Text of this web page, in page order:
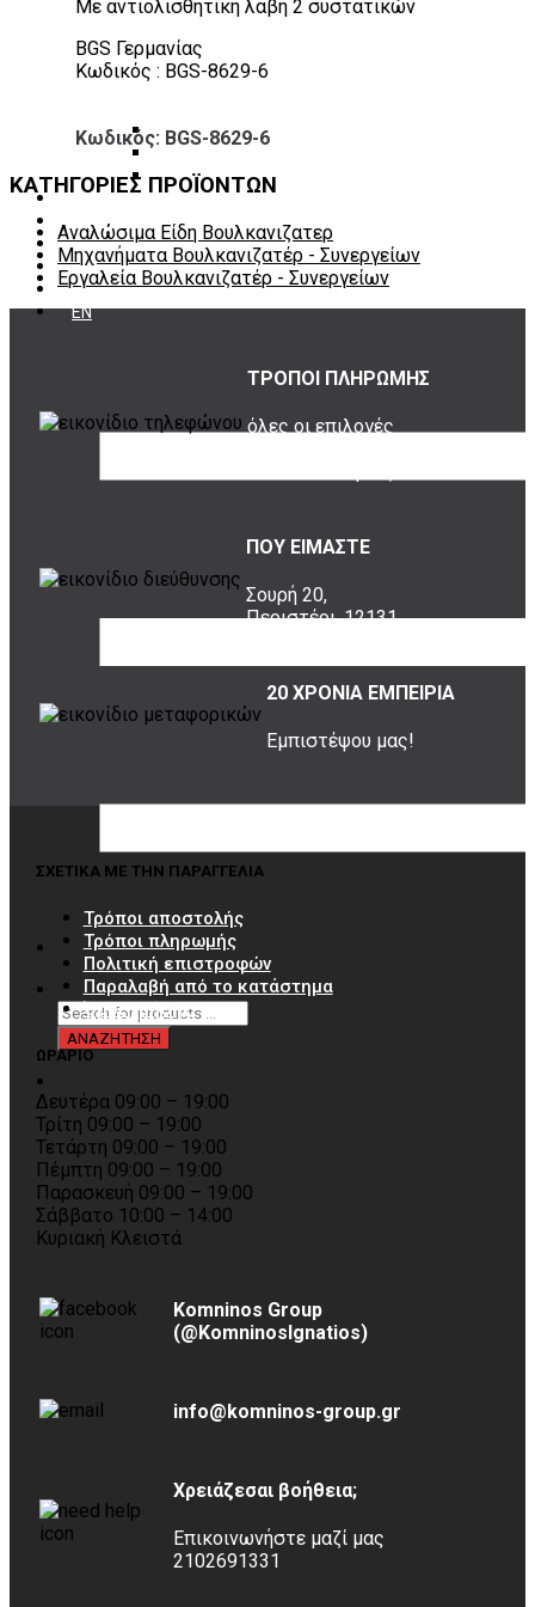
Πάγκοι – Εργαλειοφόροι – Εργαλειοθήκες
Εξοπλισμός Συνεργείου & Βουλκανιζατερ
Λεβιέδες – Σταυροί
Εργαλεία χειρός συνεργείου
Αναλώσιμα Είδη Συνεργείου
ΚΑΤΑΛΟΓΟΣ
DOWNLOADS
VIDEO & ΝΕΑ
ΕΠΙΚΟΙΝΩΝΙΑ
B2B
ΕΝ
Με αντιολισθητική λαβή 2 συστατικών
BGS Γερμανίας
Κωδικός : BGS-8629-6
Κωδικός: BGS-8629-6
ΚΑΤΗΓΟΡΙΕΣ ΠΡΟΪΟΝΤΩΝ
Αναλώσιμα Είδη Βουλκανιζατερ
Μηχανήματα Βουλκανιζατέρ - Συνεργείων
Εργαλεία Βουλκανιζατέρ - Συνεργείων
ΤΡΟΠΟΙ ΠΛΗΡΩΜΗΣ
όλες οι επιλογές
ΠΟΥ ΕΙΜΑΣΤΕ
Σουρή 20,
Περιστέρι, 12131
20 ΧΡΟΝΙΑ ΕΜΠΕΙΡΙΑ
Εμπιστέψου μας!
ΣΧΕΤΙΚΑ ΜΕ ΤΗΝ ΠΑΡΑΓΓΕΛΙΑ
Τρόποι αποστολής
Τρόποι πληρωμής
Πολιτική επιστροφών
Παραλαβή από το κατάστημα
Όροι χρήσης
ΩΡΑΡΙΟ
Δευτέρα 09:00 – 19:00
Τρίτη 09:00 – 19:00
Τετάρτη 09:00 – 19:00
Πέμπτη 09:00 – 19:00
Παρασκευή 09:00 – 19:00
Σάββατο 10:00 – 14:00
Κυριακή Κλειστά
Komninos Group
(@KomninosIgnatios)
info@komninos-group.gr
Χρειάζεσαι βοήθεια;
Επικοινωνήστε μαζί μας
2102691331